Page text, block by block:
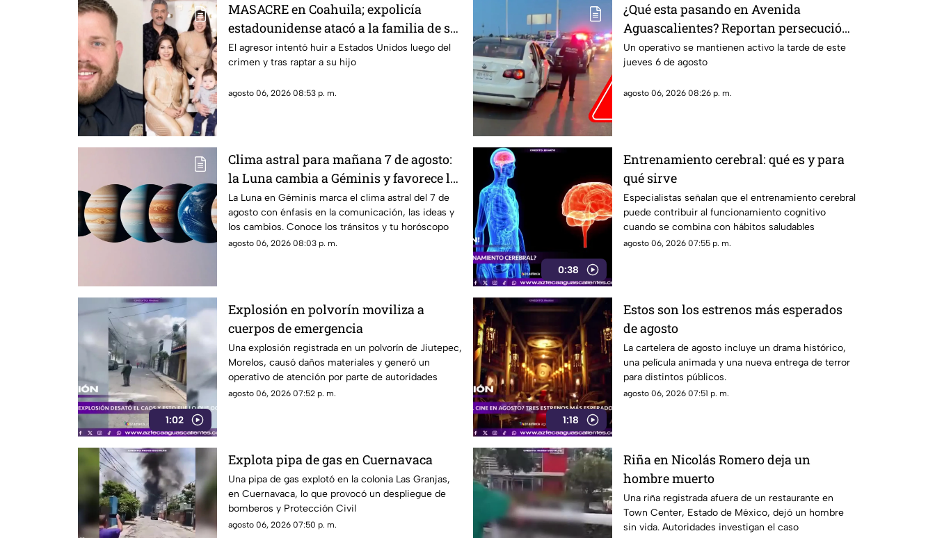
MASACRE en Coahuila; expolicía
estadounidense atacó a la familia de su
expareja mexicana luego de que le
prohibieran acercarse a su hijo por
El agresor intentó huir a Estados Unidos luego del
crimen y tras raptar a su hijo
agosto 06, 2026 08:53 p. m.
¿Qué esta pasando en Avenida
Aguascalientes? Reportan persecución
y accidente vehicular
Un operativo se mantienen activo la tarde de este
jueves 6 de agosto
agosto 06, 2026 08:26 p. m.
Clima astral para mañana 7 de agosto:
la Luna cambia a Géminis y favorece la
comunicación
La Luna en Géminis marca el clima astral del 7 de
agosto con énfasis en la comunicación, las ideas y
los cambios. Conoce los tránsitos y tu horóscopo
agosto 06, 2026 08:03 p. m.
0:38
Entrenamiento cerebral: qué es y para
qué sirve
Especialistas señalan que el entrenamiento cerebral
puede contribuir al funcionamiento cognitivo
cuando se combina con hábitos saludables
agosto 06, 2026 07:55 p. m.
1:02
Explosión en polvorín moviliza a
cuerpos de emergencia
Una explosión registrada en un polvorín de Jiutepec,
Morelos, causó daños materiales y generó un
operativo de atención por parte de autoridades
agosto 06, 2026 07:52 p. m.
1:18
Estos son los estrenos más esperados
de agosto
La cartelera de agosto incluye un drama histórico,
una película animada y una nueva entrega de terror
para distintos públicos.
agosto 06, 2026 07:51 p. m.
Explota pipa de gas en Cuernavaca
Una pipa de gas explotó en la colonia Las Granjas,
en Cuernavaca, lo que provocó un despliegue de
bomberos y Protección Civil
agosto 06, 2026 07:50 p. m.
Riña en Nicolás Romero deja un
hombre muerto
Una riña registrada afuera de un restaurante en
Town Center, Estado de México, dejó un hombre
sin vida. Autoridades investigan el caso